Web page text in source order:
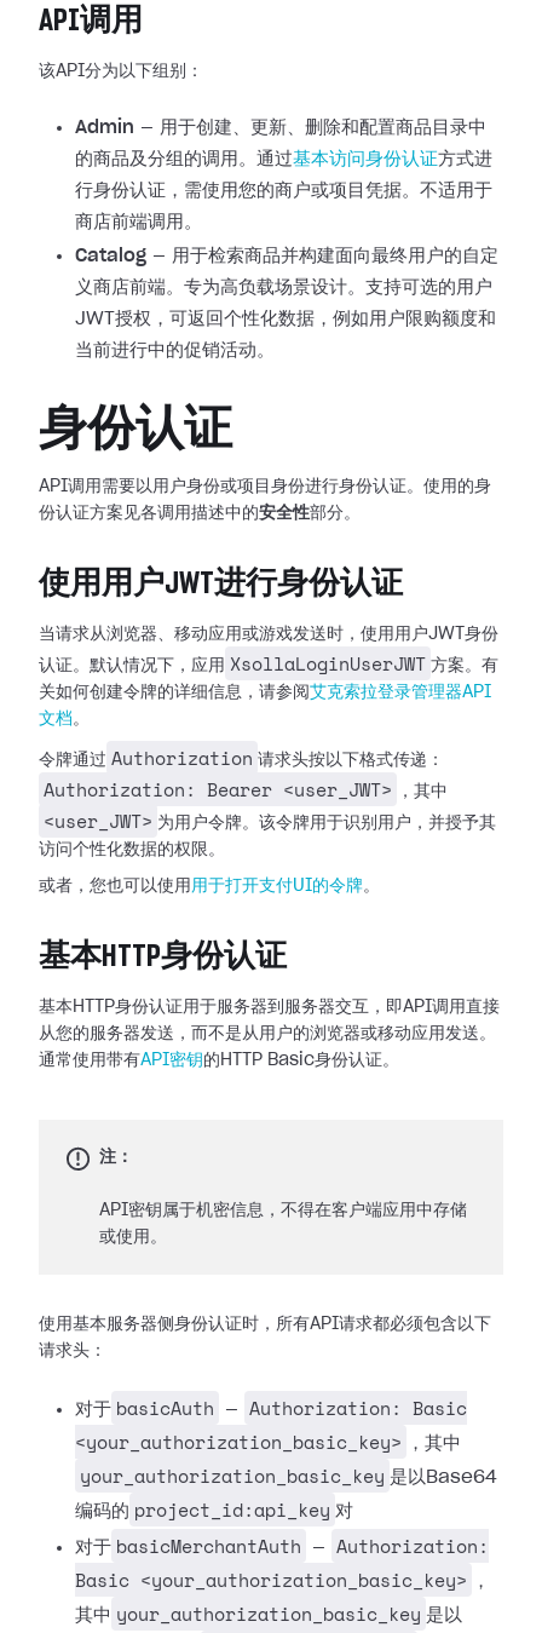
API调用
该API分为以下组别：
Admin — 用于创建、更新、删除和配置商品目录中
的商品及分组的调用。通过基本访问身份认证方式进
行身份认证，需使用您的商户或项目凭据。不适用于
商店前端调用。
Catalog — 用于检索商品并构建面向最终用户的自定
义商店前端。专为高负载场景设计。支持可选的用户
JWT授权，可返回个性化数据，例如用户限购额度和
当前进行中的促销活动。
身份认证
API调用需要以用户身份或项目身份进行身份认证。使用的身
份认证方案见各调用描述中的安全性部分。
使用用户JWT进行身份认证
当请求从浏览器、移动应用或游戏发送时，使用用户JWT身份
认证。默认情况下，应用 XsollaLoginUserJWT 方案。有
关如何创建令牌的详细信息，请参阅 艾克索拉登录管理器API
文档。
令牌通过 Authorization 请求头按以下格式传递：
Authorization: Bearer <user_JWT> ，其中
<user_JWT> 为用户令牌。该令牌用于识别用户，并授予其
访问个性化数据的权限。
或者，您也可以使用 用于打开支付UI的令牌。
基本HTTP身份认证
基本HTTP身份认证用于服务器到服务器交互，即API调用直接
从您的服务器发送，而不是从用户的浏览器或移动应用发送。
通常使用带有API密钥 的HTTP Basic身份认证。
注：
API密钥属于机密信息，不得在客户端应用中存储
或使用。
使用基本服务器侧身份认证时，所有API请求都必须包含以下
请求头：
对于 basicAuth —
Authorization: Basic
<your_authorization_basic_key>
，其中
your_authorization_basic_key 是以Base64
编码的 project_id:api_key 对
对于 basicMerchantAuth —
Authorization:
Basic <your_authorization_basic_key>
，
其中 your_authorization_basic_key 是以